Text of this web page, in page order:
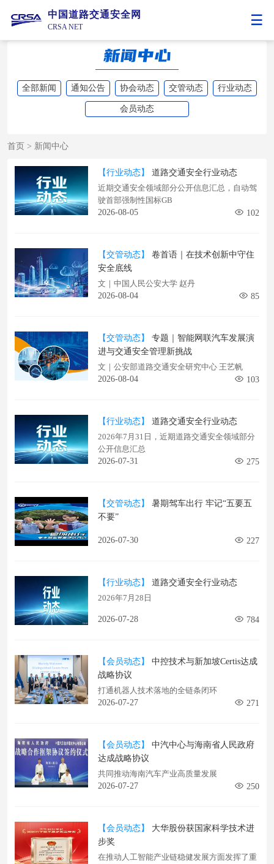
中国道路交通安全网
CRSA NET
全部新闻 通知公告 协会动态 交管动态 行业动态
会员动态
首页 > 新闻中心
【行业动态】
道路交通安全行业动态
近期交通安全领域部分公开信息汇总，自动驾
驶首部强制性国标GB
2026-08-05
102
【交管动态】
卷首语｜在技术创新中守住
安全底线
文｜中国人民公安大学 赵丹
2026-08-04
85
【交管动态】
专题｜​智能网联汽车发展演
进与交通安全管理新挑战
文｜公安部道路交通安全研究中心 王艺帆
2026-08-04
103
【行业动态】
道路交通安全行业动态
2026年7月31日，近期道路交通安全领域部分
公开信息汇总
2026-07-31
275
【交管动态】
暑期驾车出行 牢记“五要五
不要”
2026-07-30 227
【行业动态】
道路交通安全行业动态
2026年7月28日
2026-07-28 784
【会员动态】
中控技术与新加坡Certis达成
战略协议
打通机器人技术落地的全链条闭环
2026-07-27
271
【会员动态】
中汽中心与海南省人民政府
达成战略协议
共同推动海南汽车产业高质量发展
2026-07-27
250
【会员动态】
大华股份获国家科学技术进
步奖
在推动人工智能产业链稳健发展方面发挥了重